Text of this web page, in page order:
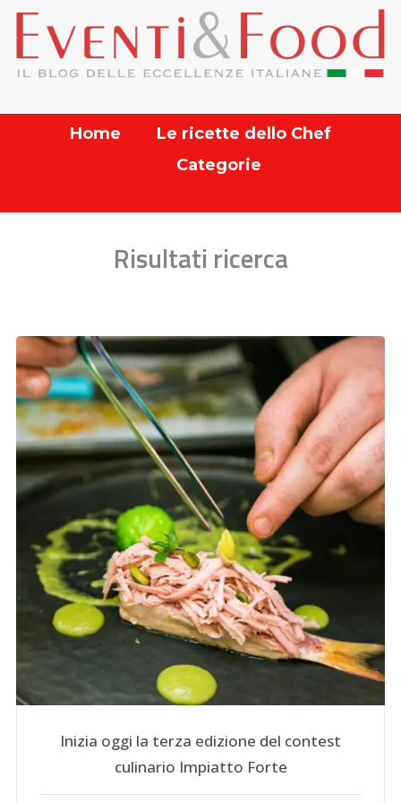
Home
Le ricette dello Chef
Categorie
Risultati ricerca
Inizia oggi la terza edizione del contest
culinario Impiatto Forte